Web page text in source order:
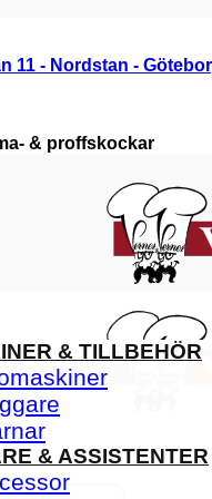
11 - Nordstan -
& proffskockar
& TILLBEHÖR
& ASSISTENTER